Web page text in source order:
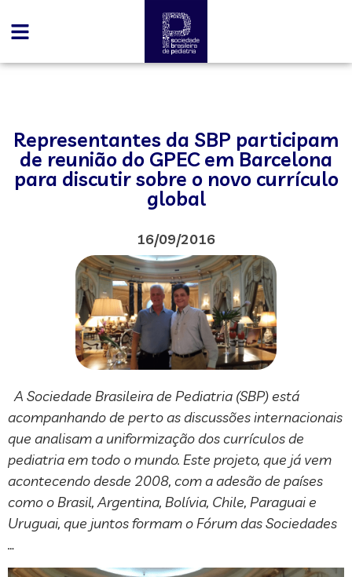
Representantes da SBP participam
de reunião do GPEC em Barcelona
para discutir sobre o novo currículo
global
16/09/2016
A Sociedade Brasileira de Pediatria (SBP) está
acompanhando de perto as discussões internacionais
que analisam a uniformização dos currículos de
pediatria em todo o mundo. Este projeto, que já vem
acontecendo desde 2008, com a adesão de países
como o Brasil, Argentina, Bolívia, Chile, Paraguai e
Uruguai, que juntos formam o Fórum das Sociedades
…